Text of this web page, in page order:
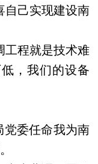
己实现建设南
程就是技术难
，我们的设备
委任命我为南